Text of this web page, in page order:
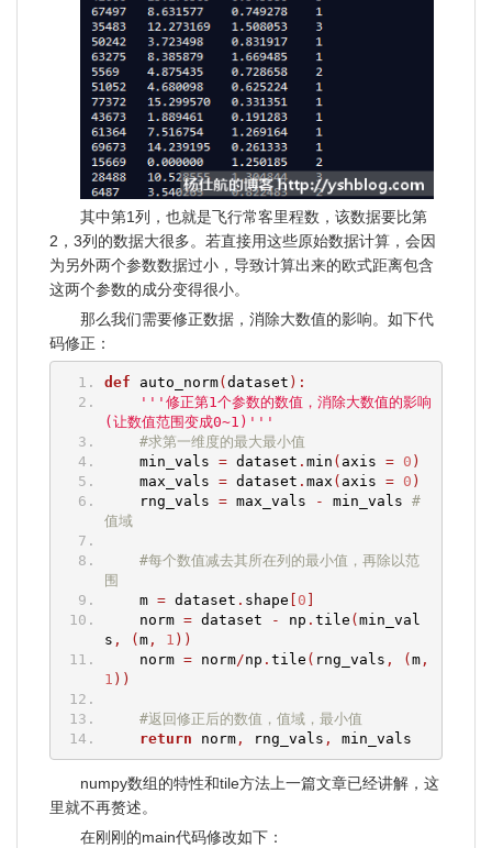
其中第1列，也就是飞行常客里程数，该数据要比第
2，3列的数据大很多。若直接用这些原始数据计算，会因
为另外两个参数数据过小，导致计算出来的欧式距离包含
这两个参数的成分变得很小。
那么我们需要修正数据，消除大数值的影响。如下代
码修正：
def auto_norm( dataset ):
'''修正第1个参数的数值，消除大数值的影响
(让数值范围变成0~1)'''
#求第一维度的最大最小值
min_vals = dataset . min ( axis = 0 )
max_vals = dataset . max ( axis = 0 )
rng_vals = max_vals - min_vals #
值域
#每个数值减去其所在列的最小值，再除以范
围
m = dataset . shape 0
norm = dataset - np . tile ( min_val
s , ( m, 1 ))
norm = norm/np . tile ( rng_vals , ( m,
1 ))
#返回修正后的数值，值域，最小值
return norm, rng_vals , min_vals
numpy数组的特性和tile方法上一篇文章已经讲解，这
里就不再赘述。
在刚刚的main代码修改如下：